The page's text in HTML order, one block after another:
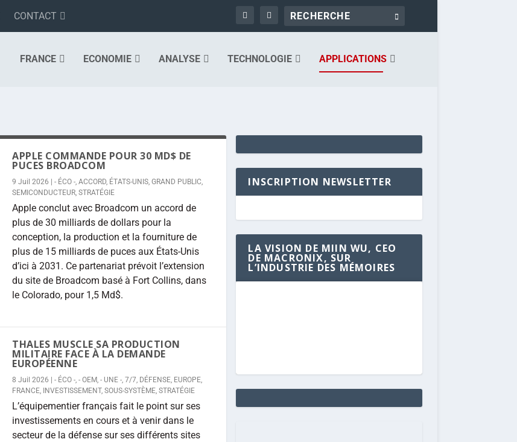
CONTACT
FRANCE ECONOMIE ANALYSE TECHNOLOGIE APPLICATIONS
APPLE COMMANDE POUR 30 MD$ DE
PUCES BROADCOM
9 Juil 2026 |- ÉCO -,ACCORD, ÉTATS-UNIS,GRAND PUBLIC,
SEMICONDUCTEUR,STRATÉGIE
Apple conclut avec Broadcom un accord de
plus de 30 milliards de dollars pour la
conception, la production et la fourniture de
plus de 15 milliards de puces aux États-Unis
d’ici à 2031. Ce partenariat prévoit l’extension
du site de Broadcom basé à Fort Collins, dans
le Colorado, pour 1,5 Md$.
THALES MUSCLE SA PRODUCTION
MILITAIRE FACE À LA DEMANDE
EUROPÉENNE
8 Juil 2026 |- ÉCO -,- OEM,- UNE -,7/7, DÉFENSE, EUROPE,
FRANCE, INVESTISSEMENT,SOUS-SYSTÈME,STRATÉGIE
L’équipementier français fait le point sur ses
investissements en cours et à venir dans le
secteur de la défense sur ses différents sites
INSCRIPTION NEWSLETTER
LA VISION DE MIIN WU, CEO
DE MACRONIX, SUR
L’INDUSTRIE DES MÉMOIRES